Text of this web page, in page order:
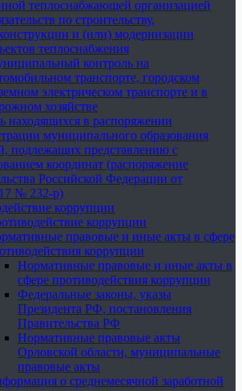
теплоснабжающей организацией
по строительству,
и (или) модернизации
теплоснабжения
контроль на
транспорте, городском
электрическом транспорте и в
хозяйстве
находящихся в распоряжении
муниципального образования
подлежащих представлению с
координат (распоряжение
Российской Федерации от
№ 232-р)
коррупции
коррупции
правовые и иные акты в сфере
коррупции
Нормативные правовые и иные акты в
сфере противодействия коррупции
Федеральные законы, указы
Президента РФ, постановления
Правительства РФ
Нормативные правовые акты
Орловской области, муниципальные
правовые акты
о среднемесячной заработной